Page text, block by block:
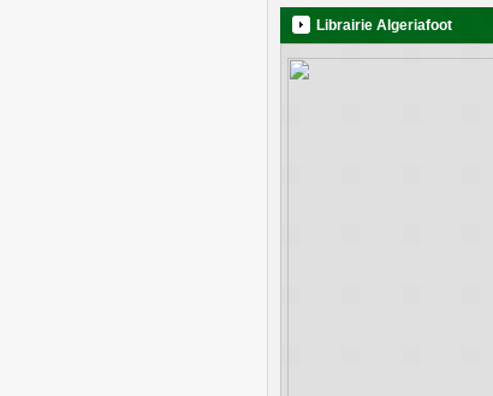
Librairie Algeriafoot